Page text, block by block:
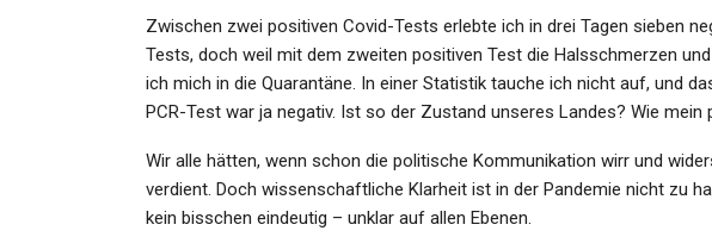
Zwischen zwei positiven Covid-Tests erlebte ich in drei Tagen sieben
Tests, doch weil mit dem zweiten positiven Test die Halsschmerzen
ich mich in die Quarantäne. In einer Statistik tauche ich nicht auf, und
PCR-Test war ja negativ. Ist so der Zustand unseres Landes? Wie mein
Wir alle hätten, wenn schon die politische Kommunikation wirr und
verdient. Doch wissenschaftliche Klarheit ist in der Pandemie nicht zu
kein bisschen eindeutig – unklar auf allen Ebenen.
ESC-Pokal Zurückgegeben:
Nemo Verwechselt Werte Mit…
Wir